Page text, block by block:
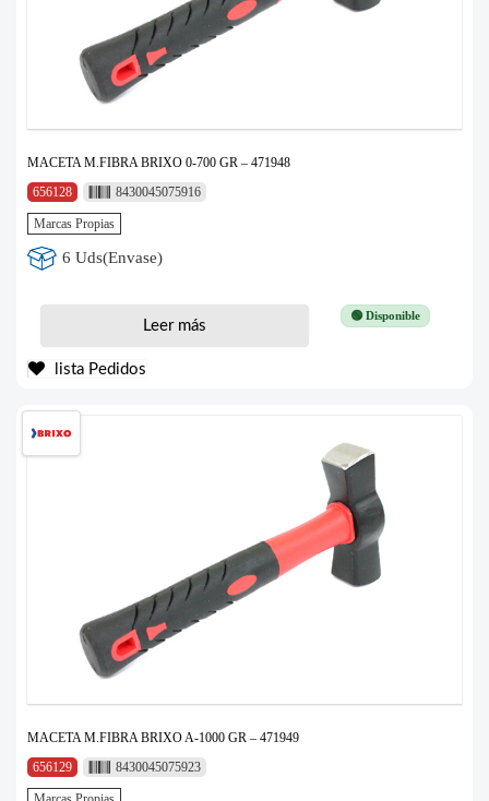
MACETA M.FIBRA BRIXO 0-700 GR – 471948
656128
8430045075916
Marcas Propias
6 Uds(Envase)
🟢 Disponible
Leer más
lista Pedidos
MACETA M.FIBRA BRIXO A-1000 GR – 471949
656129
8430045075923